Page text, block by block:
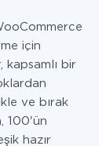
için
kapsamlı bir
ve bırak
100'ün
hazır